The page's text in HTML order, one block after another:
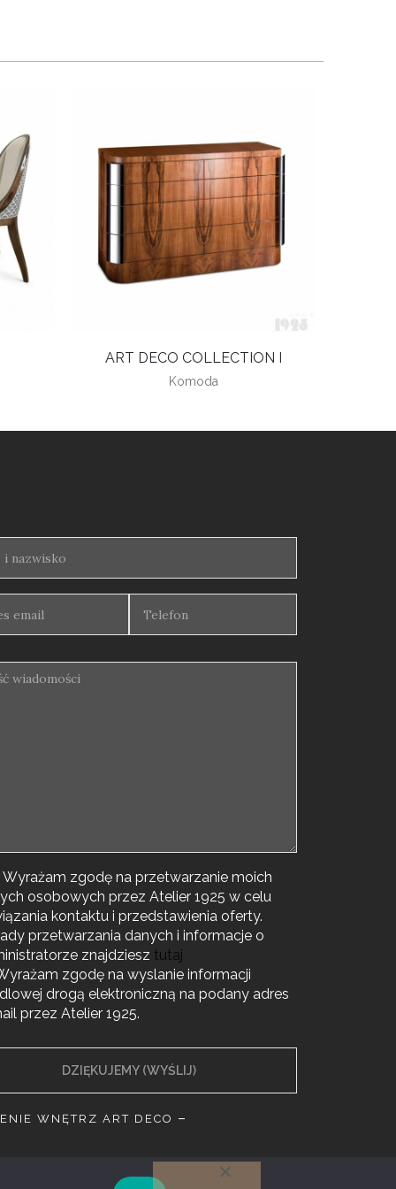
ART DECO COLLECTION I
Komoda
Wyrażam zgodę na przetwarzanie moich
osobowych przez Atelier 1925 w celu
kontaktu i przedstawienia oferty.
przetwarzania danych i informacje o
znajdziesz tutaj
zgodę na wyslanie informacji
drogą elektroniczną na podany adres
przez Atelier 1925.
WNĘTRZ ART DECO